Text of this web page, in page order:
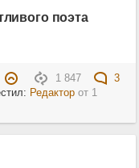
поэта
1 847
3
Редакторот 1